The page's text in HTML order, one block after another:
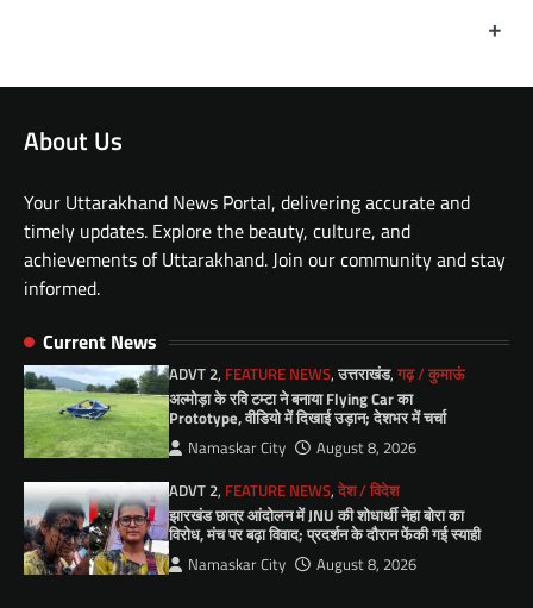
+
About Us
Your Uttarakhand News Portal, delivering accurate and
timely updates. Explore the beauty, culture, and
achievements of Uttarakhand. Join our community and stay
informed.
Current News
ADVT 2, FEATURE NEWS,उत्तराखंड,गढ़ / कुमाऊं
अल्मोड़ा के रवि टम्टा ने बनाया Flying Car का
Prototype, वीडियो में दिखाई उड़ान; देशभर में चर्चा
Namaskar City
August 8, 2026
ADVT 2, FEATURE NEWS,देश / विदेश
झारखंड छात्र आंदोलन में JNU की शोधार्थी नेहा बोरा का
विरोध, मंच पर बढ़ा विवाद; प्रदर्शन के दौरान फेंकी गई स्याही
Namaskar City August 8, 2026